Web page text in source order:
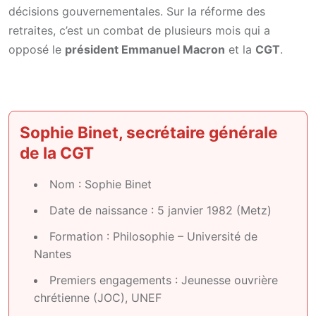
décisions gouvernementales. Sur la réforme des
retraites, c’est un combat de plusieurs mois qui a
opposé le président Emmanuel Macron et la CGT.
Sophie Binet, secrétaire générale
de la CGT
Nom : Sophie Binet
Date de naissance : 5 janvier 1982 (Metz)
Formation : Philosophie – Université de
Nantes
Premiers engagements : Jeunesse ouvrière
chrétienne (JOC), UNEF